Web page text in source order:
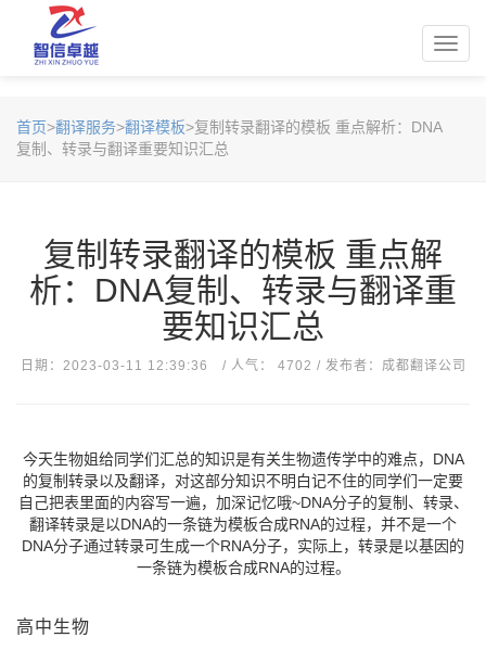
首页>翻译服务>翻译模板>复制转录翻译的模板 重点解析：DNA
复制、转录与翻译重要知识汇总
复制转录翻译的模板 重点解
析：DNA复制、转录与翻译重
要知识汇总
日期：2023-03-11 12:39:36 / 人气： 4702 / 发布者：成都翻译公司
今天生物姐给同学们汇总的知识是有关生物遗传学中的难点，DNA
的复制转录以及翻译，对这部分知识不明白记不住的同学们一定要
自己把表里面的内容写一遍，加深记忆哦~DNA分子的复制、转录、
翻译转录是以DNA的一条链为模板合成RNA的过程，并不是一个
DNA分子通过转录可生成一个RNA分子，实际上，转录是以基因的
一条链为模板合成RNA的过程。
高中生物